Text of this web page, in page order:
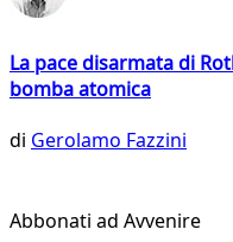
La pace disarmata di
bomba atomica
di Gerolamo Fazzini
Abbonati ad Avvenire